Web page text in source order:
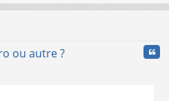
au
ou autre ?